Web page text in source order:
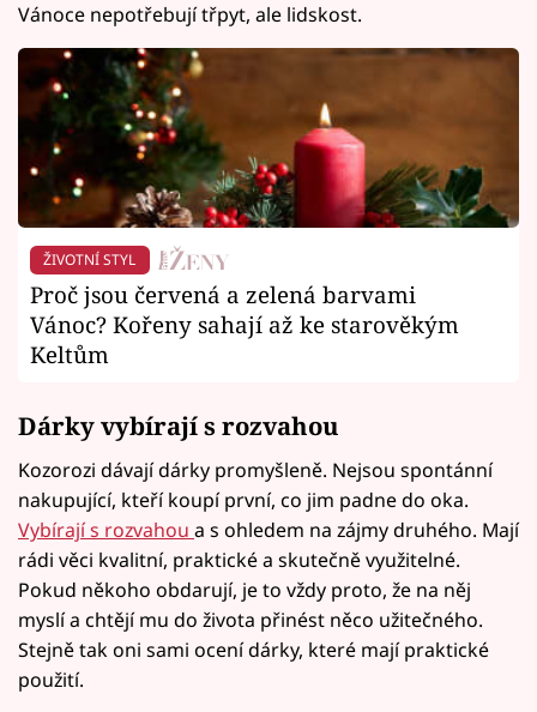
Vánoce nepotřebují třpyt, ale lidskost.
ŽIVOTNÍ STYL
Proč jsou červená a zelená barvami
Vánoc? Kořeny sahají až ke starověkým
Keltům
Dárky vybírají s rozvahou
Kozorozi dávají dárky promyšleně. Nejsou spontánní
nakupující, kteří koupí první, co jim padne do oka.
Vybírají s rozvahou a s ohledem na zájmy druhého. Mají
rádi věci kvalitní, praktické a skutečně využitelné.
Pokud někoho obdarují, je to vždy proto, že na něj
myslí a chtějí mu do života přinést něco užitečného.
Stejně tak oni sami ocení dárky, které mají praktické
použití.